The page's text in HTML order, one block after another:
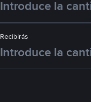
Recibirás